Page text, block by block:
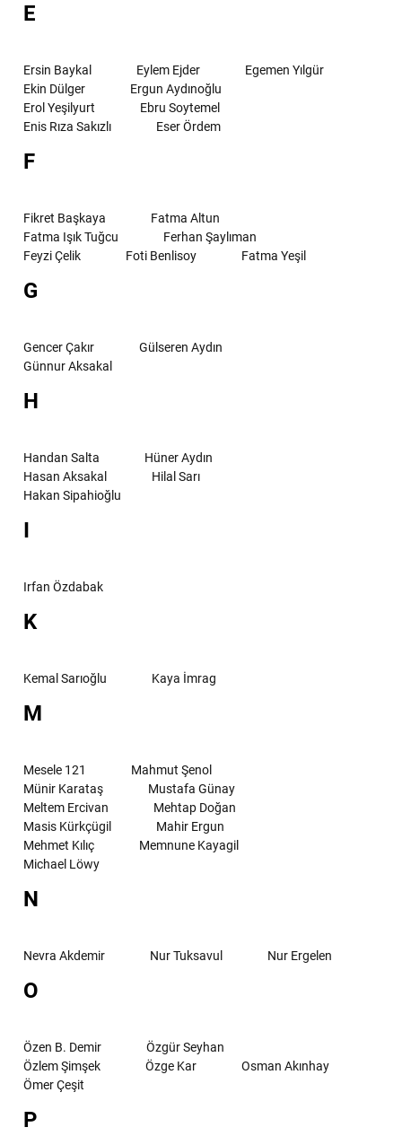
E
Ersin Baykal Eylem Ejder
Egemen Yılgür
Ekin Dülger
Ergun Aydınoğlu
Erol Yeşilyurt
Ebru Soytemel
Enis Rıza Sakızlı
Eser Ördem
F
Fikret Başkaya
Fatma Altun
Fatma Işık Tuğcu
Ferhan Şaylıman
Feyzi Çelik
Foti Benlisoy Fatma Yeşil
G
Gencer Çakır
Gülseren Aydın
Günnur Aksakal
H
Handan Salta
Hüner Aydın
Hasan Aksakal
Hilal Sarı
Hakan Sipahioğlu
I
Irfan Özdabak
K
Kemal Sarıoğlu Kaya İmrag
M
Mesele 121
Mahmut Şenol
Münir Karataş
Mustafa Günay
Meltem Ercivan
Mehtap Doğan
Masis Kürkçügil
Mahir Ergun
Mehmet Kılıç
Memnune Kayagil
Michael Löwy
N
Nevra Akdemir Nur Tuksavul Nur Ergelen
O
Özen B. Demir
Özgür Seyhan
Özlem Şimşek
Özge Kar
Osman Akınhay
Ömer Çeşit
P